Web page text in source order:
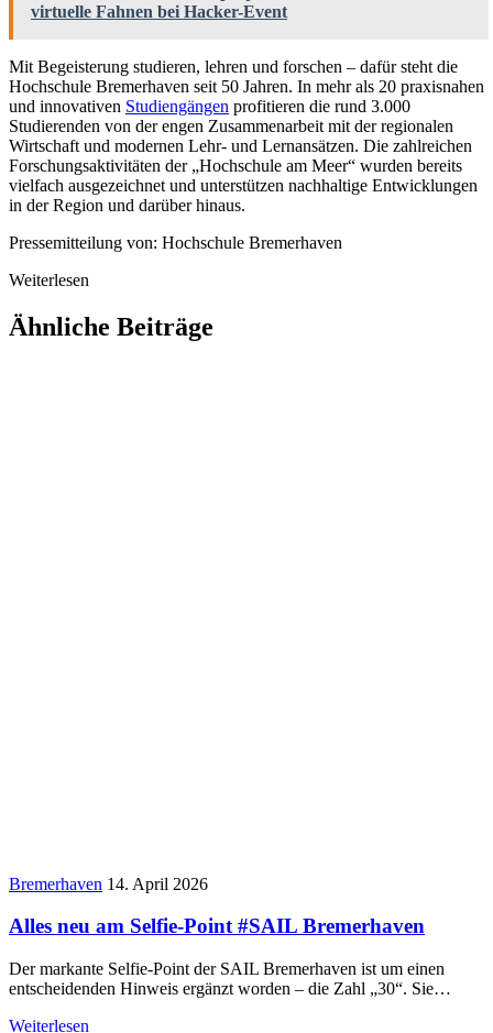
virtuelle Fahnen bei Hacker-Event
Mit Begeisterung studieren, lehren und forschen – dafür steht die
Hochschule Bremerhaven seit 50 Jahren. In mehr als 20 praxisnahen
und innovativen Studiengängen profitieren die rund 3.000
Studierenden von der engen Zusammenarbeit mit der regionalen
Wirtschaft und modernen Lehr- und Lernansätzen. Die zahlreichen
Forschungsaktivitäten der „Hochschule am Meer“ wurden bereits
vielfach ausgezeichnet und unterstützen nachhaltige Entwicklungen
in der Region und darüber hinaus.
Pressemitteilung von: Hochschule Bremerhaven
Weiterlesen
Ähnliche Beiträge
Bremerhaven 14. April 2026
Alles neu am Selfie-Point #SAIL Bremerhaven
Der markante Selfie-Point der SAIL Bremerhaven ist um einen
entscheidenden Hinweis ergänzt worden – die Zahl „30“. Sie…
Weiterlesen